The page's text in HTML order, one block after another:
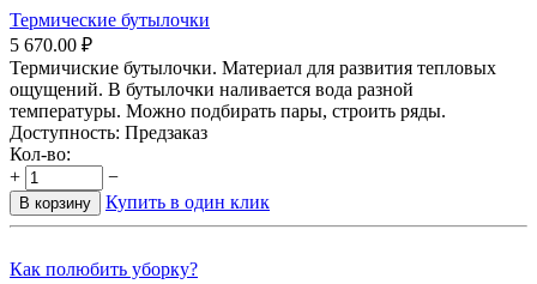
Термические бутылочки
5 670.00 ₽
Термичиские бутылочки. Материал для развития тепловых
ощущений. В бутылочки наливается вода разной
температуры. Можно подбирать пары, строить ряды.
Доступность: Предзаказ
Кол-во:
+
−
В корзину Купить в один клик
Как полюбить уборку?